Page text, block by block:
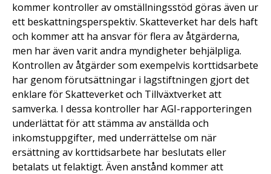
kommer kontroller av omställningsstöd göras även ur
ett beskattningsperspektiv. Skatteverket har dels haft
och kommer att ha ansvar för flera av åtgärderna,
men har även varit andra myndigheter behjälpliga.
Kontrollen av åtgärder som exempelvis korttidsarbete
har genom förutsättningar i lagstiftningen gjort det
enklare för Skatteverket och Tillväxtverket att
samverka. I dessa kontroller har AGI-rapporteringen
underlättat för att stämma av anställda och
inkomstuppgifter, med underrättelse om när
ersättning av korttidsarbete har beslutats eller
betalats ut felaktigt. Även anstånd kommer att